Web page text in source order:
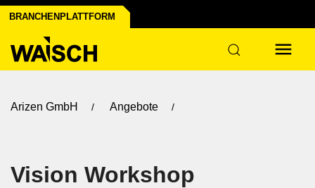
BRANCHENPLATTFORM
Arizen GmbH Angebote
Vision Workshop